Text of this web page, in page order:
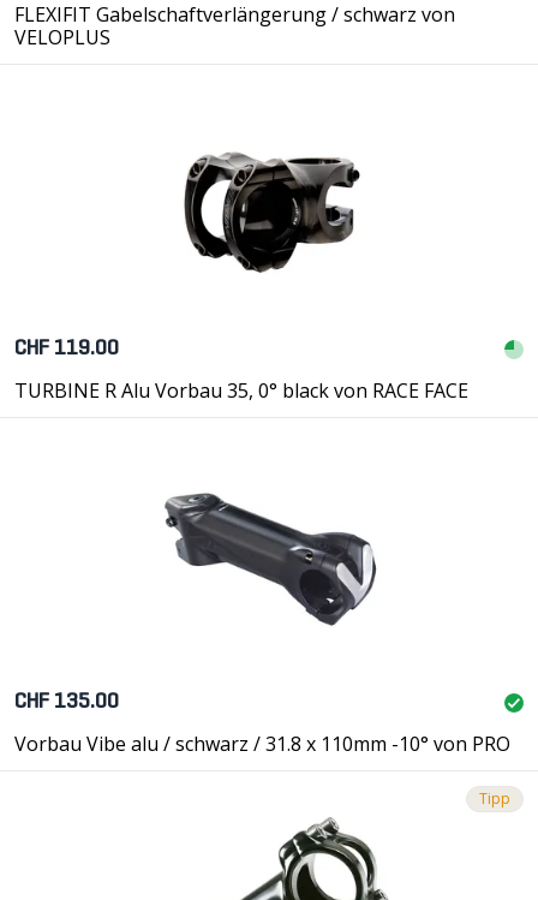
FLEXIFIT Gabelschaftverlängerung / schwarz von
VELOPLUS
CHF 119.00
TURBINE R Alu Vorbau 35, 0° black von RACE FACE
CHF 135.00
Vorbau Vibe alu / schwarz / 31.8 x 110mm -10° von PRO
Tipp